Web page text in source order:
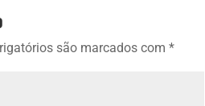
são marcados com *